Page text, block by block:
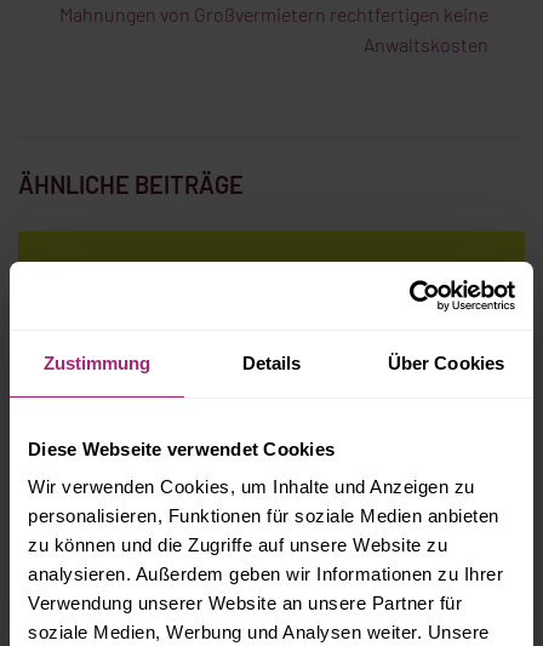
Zustimmung Details Über Cookies
Diese Webseite verwendet Cookies
Wir verwenden Cookies, um Inhalte und Anzeigen zu
personalisieren, Funktionen für soziale Medien anbieten
zu können und die Zugriffe auf unsere Website zu
analysieren. Außerdem geben wir Informationen zu Ihrer
Verwendung unserer Website an unsere Partner für
soziale Medien, Werbung und Analysen weiter. Unsere
Mahnungen von Großvermietern rechtfertigen keine
Anwaltskosten
ÄHNLICHE BEITRÄGE
BGH STELLT KLAR: ANSPRÜCHE DES VERMIETERS
NICHT AUFGEFÜHRTE MÄNGEL IM
ABNAHMEPROTOKOLL MÜSSEN NICHT BESEITIGT
WERDEN